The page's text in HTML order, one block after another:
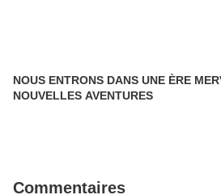
NOUS ENTRONS DANS UNE ÈRE
NOUVELLES AVENTURES
Commentaires